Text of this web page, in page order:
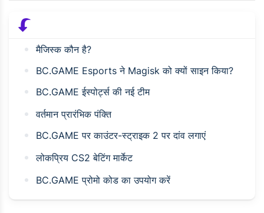
मैजिस्क कौन है?
BC.GAME Esports ने Magisk को क्यों साइन किया?
BC.GAME ईस्पोर्ट्स की नई टीम
वर्तमान प्रारंभिक पंक्ति
BC.GAME पर काउंटर-स्ट्राइक 2 पर दांव लगाएं
लोकप्रिय CS2 बेटिंग मार्केट
BC.GAME प्रोमो कोड का उपयोग करें